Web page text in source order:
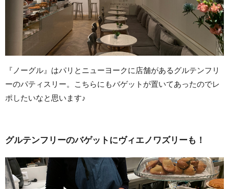
『ノーグル』はパリとニューヨークに店舗があるグルテンフリ
ーのパティスリー。こちらにもバゲットが置いてあったのでレ
ポしたいなと思います♪
グルテンフリーのバゲットにヴィエノワズリーも！